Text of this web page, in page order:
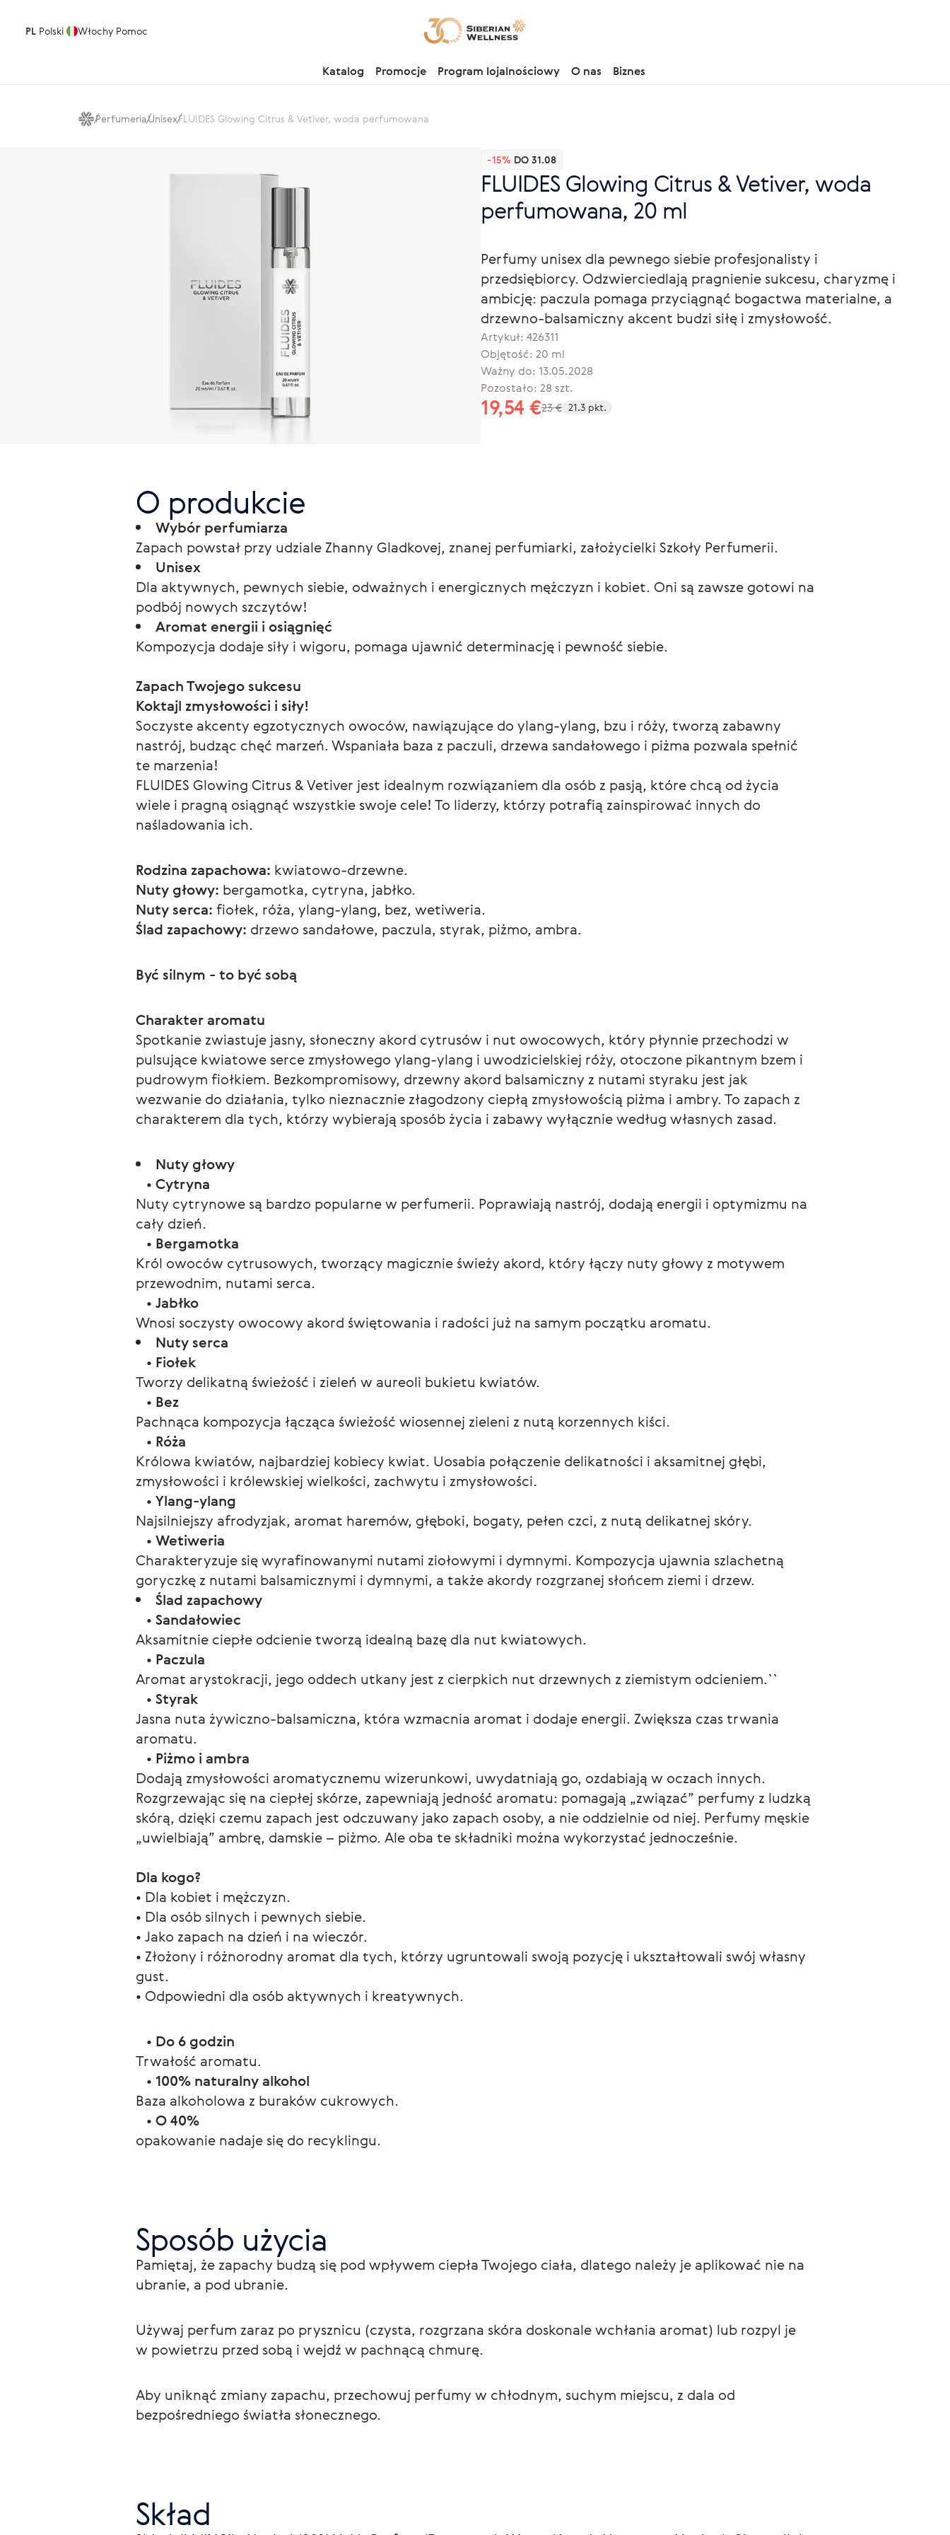
PL Polski Włochy Pomoc
Katalog Promocje Program lojalnościowy O nas Biznes
PerfumeriaUnisexFLUIDES Glowing Citrus & Vetiver, woda perfumowana
-15% DO 31.08
FLUIDES Glowing Citrus & Vetiver, woda
perfumowana, 20 ml
Perfumy unisex dla pewnego siebie profesjonalisty i
przedsiębiorcy. Odzwierciedlają pragnienie sukcesu, charyzmę i
ambicję: paczula pomaga przyciągnąć bogactwa materialne, a
drzewno-balsamiczny akcent budzi siłę i zmysłowość.
Artykuł: 426311
Objętość: 20 ml
Ważny do: 13.05.2028
Pozostało: 28 szt.
19,54 €23 € 21.3 pkt.
O produkcie
Wybór perfumiarza
Zapach powstał przy udziale Zhanny Gladkovej, znanej perfumiarki, założycielki Szkoły Perfumerii.
Unisex
Dla aktywnych, pewnych siebie, odważnych i energicznych mężczyzn i kobiet. Oni są zawsze gotowi na
podbój nowych szczytów!
Aromat energii i osiągnięć
Kompozycja dodaje siły i wigoru, pomaga ujawnić determinację i pewność siebie.
Zapach Twojego sukcesu
Koktajl zmysłowości i siły!
Soczyste akcenty egzotycznych owoców, nawiązujące do ylang-ylang, bzu i róży, tworzą zabawny
nastrój, budząc chęć marzeń. Wspaniała baza z paczuli, drzewa sandałowego i piżma pozwala spełnić
te marzenia!
FLUIDES Glowing Citrus & Vetiver jest idealnym rozwiązaniem dla osób z pasją, które chcą od życia
wiele i pragną osiągnąć wszystkie swoje cele! To liderzy, którzy potrafią zainspirować innych do
naśladowania ich.
Rodzina zapachowa: kwiatowo-drzewne.
Nuty głowy: bergamotka, cytryna, jabłko.
Nuty serca: fiołek, róża, ylang-ylang, bez, wetiweria.
Ślad zapachowy: drzewo sandałowe, paczula, styrak, piżmo, ambra.
Być silnym - to być sobą
Charakter aromatu
Spotkanie zwiastuje jasny, słoneczny akord cytrusów i nut owocowych, który płynnie przechodzi w
pulsujące kwiatowe serce zmysłowego ylang-ylang i uwodzicielskiej róży, otoczone pikantnym bzem i
pudrowym fiołkiem. Bezkompromisowy, drzewny akord balsamiczny z nutami styraku jest jak
wezwanie do działania, tylko nieznacznie złagodzony ciepłą zmysłowością piżma i ambry. To zapach z
charakterem dla tych, którzy wybierają sposób życia i zabawy wyłącznie według własnych zasad.
Nuty głowy
• Cytryna
Nuty cytrynowe są bardzo popularne w perfumerii. Poprawiają nastrój, dodają energii i optymizmu na
cały dzień.
• Bergamotka
Król owoców cytrusowych, tworzący magicznie świeży akord, który łączy nuty głowy z motywem
przewodnim, nutami serca.
• Jabłko
Wnosi soczysty owocowy akord świętowania i radości już na samym początku aromatu.
Nuty serca
• Fiołek
Tworzy delikatną świeżość i zieleń w aureoli bukietu kwiatów.
• Bez
Pachnąca kompozycja łącząca świeżość wiosennej zieleni z nutą korzennych kiści.
• Róża
Królowa kwiatów, najbardziej kobiecy kwiat. Uosabia połączenie delikatności i aksamitnej głębi,
zmysłowości i królewskiej wielkości, zachwytu i zmysłowości.
• Ylang-ylang
Najsilniejszy afrodyzjak, aromat haremów, głęboki, bogaty, pełen czci, z nutą delikatnej skóry.
• Wetiweria
Charakteryzuje się wyrafinowanymi nutami ziołowymi i dymnymi. Kompozycja ujawnia szlachetną
goryczkę z nutami balsamicznymi i dymnymi, a także akordy rozgrzanej słońcem ziemi i drzew.
Ślad zapachowy
• Sandałowiec
Aksamitnie ciepłe odcienie tworzą idealną bazę dla nut kwiatowych.
• Paczula
Aromat arystokracji, jego oddech utkany jest z cierpkich nut drzewnych z ziemistym odcieniem.``
• Styrak
Jasna nuta żywiczno-balsamiczna, która wzmacnia aromat i dodaje energii. Zwiększa czas trwania
aromatu.
• Piżmo i ambra
Dodają zmysłowości aromatycznemu wizerunkowi, uwydatniają go, ozdabiają w oczach innych.
Rozgrzewając się na ciepłej skórze, zapewniają jedność aromatu: pomagają „związać” perfumy z ludzką
skórą, dzięki czemu zapach jest odczuwany jako zapach osoby, a nie oddzielnie od niej. Perfumy męskie
„uwielbiają” ambrę, damskie – piżmo. Ale oba te składniki można wykorzystać jednocześnie.
Dla kogo?
• Dla kobiet i mężczyzn.
• Dla osób silnych i pewnych siebie.
• Jako zapach na dzień i na wieczór.
• Złożony i różnorodny aromat dla tych, którzy ugruntowali swoją pozycję i ukształtowali swój własny
gust.
• Odpowiedni dla osób aktywnych i kreatywnych.
• Do 6 godzin
Trwałość aromatu.
• 100% naturalny alkohol
Baza alkoholowa z buraków cukrowych.
• O 40%
opakowanie nadaje się do recyklingu.
Sposób użycia
Pamiętaj, że zapachy budzą się pod wpływem ciepła Twojego ciała, dlatego należy je aplikować nie na
ubranie, a pod ubranie.
Używaj perfum zaraz po prysznicu (czysta, rozgrzana skóra doskonale wchłania aromat) lub rozpyl je
w powietrzu przed sobą i wejdź w pachnącą chmurę.
Aby uniknąć zmiany zapachu, przechowuj perfumy w chłodnym, suchym miejscu, z dala od
bezpośredniego światła słonecznego.
Skład